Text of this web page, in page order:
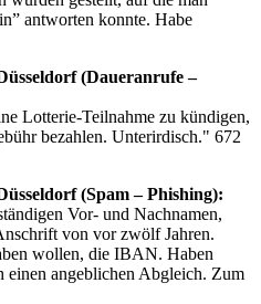
antworten konnte. Habe
(Daueranrufe –
Lotterie-Teilnahme zu kündigen,
bezahlen. Unterirdisch." 672
(Spam – Phishing):
Vor- und Nachnamen,
von vor zwölf Jahren.
wollen, die IBAN. Haben
einen angeblichen Abgleich. Zum